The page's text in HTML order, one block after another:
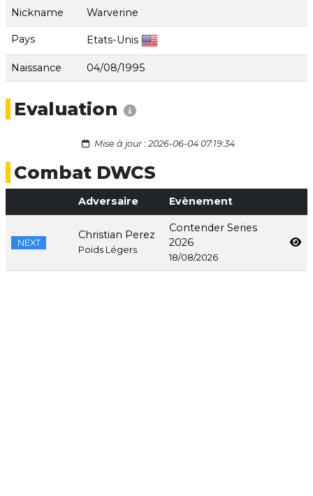
Nickname Warverine
Pays Etats-Unis
Naissance 04/08/1995
Evaluation
Mise à jour : 2026-06-04 07:19:34
Combat DWCS
Adversaire Evènement
NEXT
Christian Perez
Poids Légers
Contender Series
2026
18/08/2026